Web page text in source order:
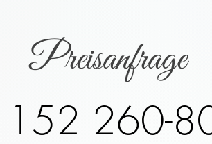
Preisanfrage
260-